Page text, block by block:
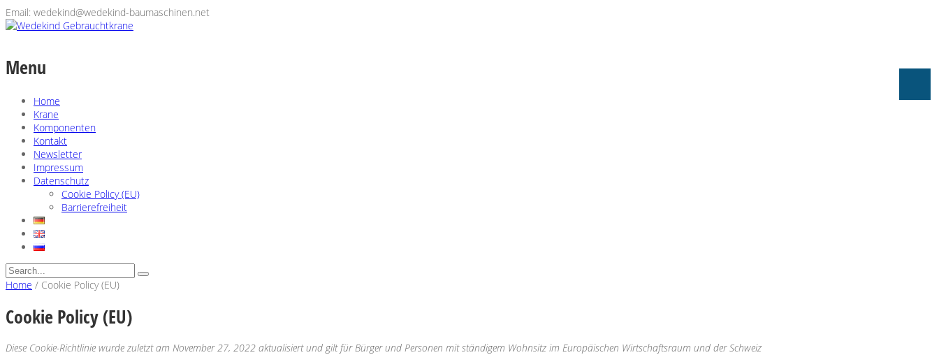
Email: wedekind@wedekind-baumaschinen.net
Menu
Home
Krane
Komponenten
Kontakt
Newsletter
Impressum
Datenschutz
Cookie Policy (EU)
Barrierefreiheit
Home / Cookie Policy (EU)
Cookie Policy (EU)
Diese Cookie-Richtlinie wurde zuletzt am November 27, 2022 aktualisiert und gilt für Bürger und Personen mit ständigem Wohnsitz im Europäischen Wirtschaftsraum und der Schweiz